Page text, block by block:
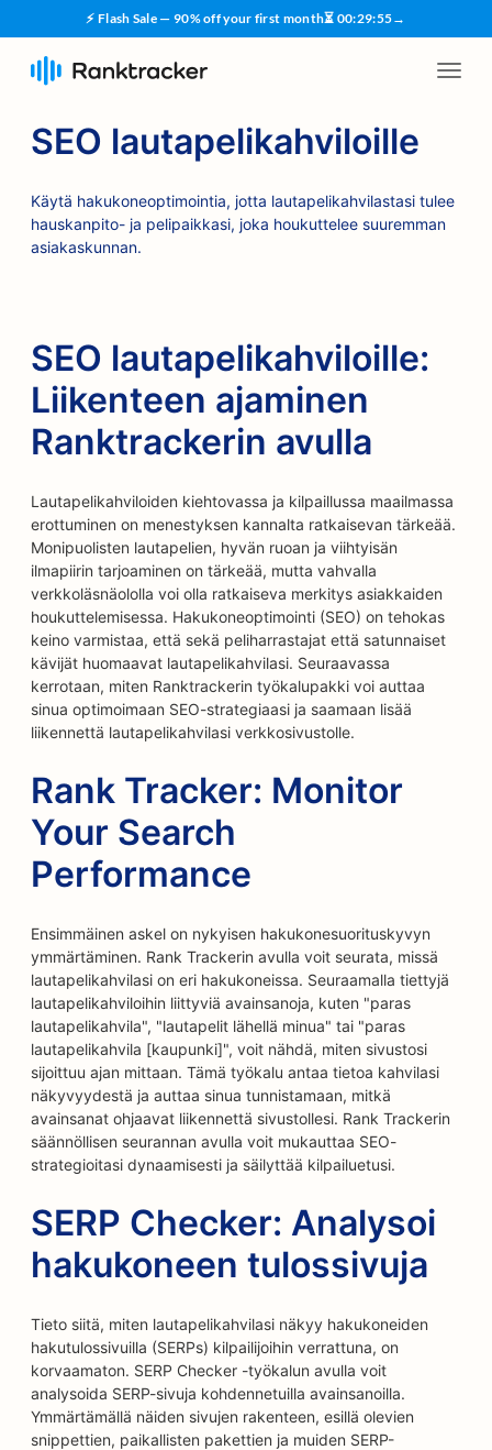
⚡ Flash Sale — 90% off your first month⏳ 00:29:55→
SEO lautapelikahviloille
Käytä hakukoneoptimointia, jotta lautapelikahvilastasi tulee
hauskanpito- ja pelipaikkasi, joka houkuttelee suuremman
asiakaskunnan.
SEO lautapelikahviloille:
Liikenteen ajaminen
Ranktrackerin avulla
Lautapelikahviloiden kiehtovassa ja kilpaillussa maailmassa
erottuminen on menestyksen kannalta ratkaisevan tärkeää.
Monipuolisten lautapelien, hyvän ruoan ja viihtyisän
ilmapiirin tarjoaminen on tärkeää, mutta vahvalla
verkkoläsnäololla voi olla ratkaiseva merkitys asiakkaiden
houkuttelemisessa. Hakukoneoptimointi (SEO) on tehokas
keino varmistaa, että sekä peliharrastajat että satunnaiset
kävijät huomaavat lautapelikahvilasi. Seuraavassa
kerrotaan, miten Ranktrackerin työkalupakki voi auttaa
sinua optimoimaan SEO-strategiaasi ja saamaan lisää
liikennettä lautapelikahvilasi verkkosivustolle.
Rank Tracker: Monitor
Your Search
Performance
Ensimmäinen askel on nykyisen hakukonesuorituskyvyn
ymmärtäminen. Rank Trackerin avulla voit seurata, missä
lautapelikahvilasi on eri hakukoneissa. Seuraamalla tiettyjä
lautapelikahviloihin liittyviä avainsanoja, kuten "paras
lautapelikahvila", "lautapelit lähellä minua" tai "paras
lautapelikahvila [kaupunki]", voit nähdä, miten sivustosi
sijoittuu ajan mittaan. Tämä työkalu antaa tietoa kahvilasi
näkyvyydestä ja auttaa sinua tunnistamaan, mitkä
avainsanat ohjaavat liikennettä sivustollesi. Rank Trackerin
säännöllisen seurannan avulla voit mukauttaa SEO-
strategioitasi dynaamisesti ja säilyttää kilpailuetusi.
SERP Checker: Analysoi
hakukoneen tulossivuja
Tieto siitä, miten lautapelikahvilasi näkyy hakukoneiden
hakutulossivuilla (SERPs) kilpailijoihin verrattuna, on
korvaamaton. SERP Checker -työkalun avulla voit
analysoida SERP-sivuja kohdennetuilla avainsanoilla.
Ymmärtämällä näiden sivujen rakenteen, esillä olevien
snippettien, paikallisten pakettien ja muiden SERP-